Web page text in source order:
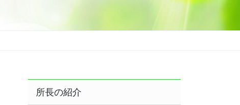
所長の紹介